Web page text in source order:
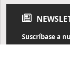
Suscríbase a
Reciba